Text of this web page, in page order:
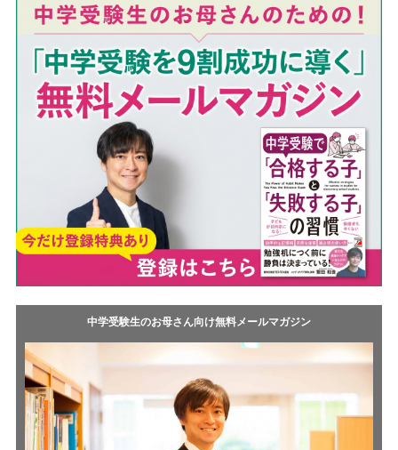
o
k
t
中学受験生のお母さん向け無料メールマガジン